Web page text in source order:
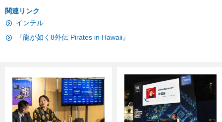
関連リンク
インテル
『龍が如く8外伝 Pirates in Hawaii』